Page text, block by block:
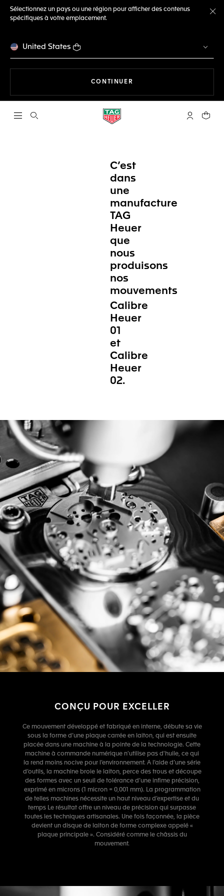
Sélectionnez un pays ou une région pour afficher des contenus
spécifiques à votre emplacement.
United States
CONTINUER
Ouvrir la barre de recherche Compte My
Votre
C’est
dans
une
manufacture
TAG
Heuer
que
nous
produisons
nos
mouvements
Calibre
Heuer
01
et
Calibre
Heuer
02.
CONÇU POUR EXCELLER
Ce mouvement développé et fabriqué en interne, débute sa vie
sous la forme d’une plaque carrée en laiton, qui est ensuite
placée dans une machine à la pointe de la technologie. Cette
machine à commande numérique n'utilise pas d'huile, ce qui
la rend moins nocive pour l’environnement. A l’aide d’une série
d’outils, la machine broie le laiton, perce des trous et découpe
des formes avec un seuil de tolérance d’une infime précision,
exprimé en microns (1 micron = 0,001 mm). La programmation
de telles machines nécessite un haut niveau d’expertise et du
temps Le résultat offre un niveau de précision qui surpasse
toutes les techniques artisanales. Une fois façonnée, la pièce
devient un disque de laiton de forme complexe appelé «
plaque principale ». Considéré comme le châssis du
mouvement.